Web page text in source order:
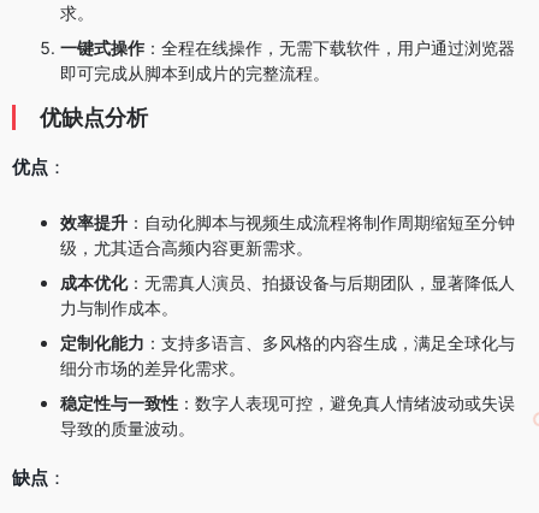
求。
一键式操作 ：全程在线操作，无需下载软件，用户通过浏览器
即可完成从脚本到成片的完整流程。
优缺点分析
优点 ：
效率提升 ：自动化脚本与视频生成流程将制作周期缩短至分钟
级，尤其适合高频内容更新需求。
成本优化：无需真人演员、拍摄设备与后期团队，显著降低人
力与制作成本。
定制化能力 ：支持多语言、多风格的内容生成，满足全球化与
细分市场的差异化需求。
稳定性与一致性 ：数字人表现可控，避免真人情绪波动或失误
导致的质量波动。
缺点 ：